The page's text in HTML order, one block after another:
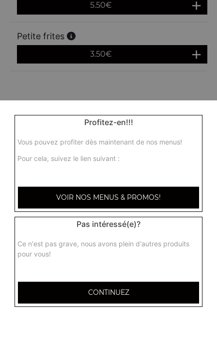
5.50€
Petite frites
3.50€
Profitez-en!!!
Vous pouvez profiter dès maintenant de nos menus!
Pour cela, suivez le lien suivant :
VOIR NOS MENUS & PROMOS!
Pas intéressé(e)?
Ce n'est pas grave, nous avons plein d'autres produits
pour vous!
CONTINUEZ